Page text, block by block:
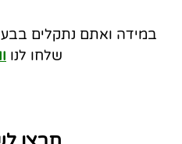
במידה ואתם נתקלים
שלחו לנו